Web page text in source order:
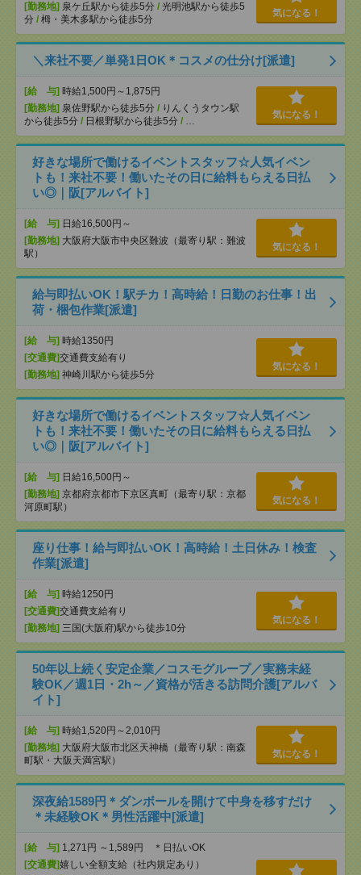
[勤務地] 泉ケ丘駅から徒歩5分 / 光明池駅から徒歩5
分 / 栂・美木多駅から徒歩5分
気になる！
＼来社不要／単発1日OK＊コスメの仕分け[派遣]
[給 与] 時給1,500円～1,875円
[勤務地] 泉佐野駅から徒歩5分 / りんくうタウン駅
から徒歩5分 / 日根野駅から徒歩5分 / …
気になる！
好きな場所で働けるイベントスタッフ☆人気イベン
トも！来社不要！働いたその日に給料もらえる日払
い◎｜阪[アルバイト]
[給 与] 日給16,500円～
[勤務地] 大阪府大阪市中央区難波（最寄り駅：難波
駅）
気になる！
給与即払いOK！駅チカ！高時給！日勤のお仕事！出
荷・梱包作業[派遣]
[給 与] 時給1350円
[交通費]交通費支給有り
[勤務地] 神崎川駅から徒歩5分
気になる！
好きな場所で働けるイベントスタッフ☆人気イベン
トも！来社不要！働いたその日に給料もらえる日払
い◎｜阪[アルバイト]
[給 与] 日給16,500円～
[勤務地] 京都府京都市下京区真町（最寄り駅：京都
河原町駅）
気になる！
座り仕事！給与即払いOK！高時給！土日休み！検査
作業[派遣]
[給 与] 時給1250円
[交通費]交通費支給有り
[勤務地] 三国(大阪府)駅から徒歩10分
気になる！
50年以上続く安定企業／コスモグループ／実務未経
験OK／週1日・2h～／資格が活きる訪問介護[アルバ
イト]
[給 与] 時給1,520円～2,010円
[勤務地] 大阪府大阪市北区天神橋（最寄り駅：南森
町駅・大阪天満宮駅）
気になる！
深夜給1589円＊ダンボールを開けて中身を移すだけ
＊未経験OK＊男性活躍中[派遣]
[給 与] 1,271円 ～1,589円 ＊日払いOK
[交通費]嬉しい全額支給（社内規定あり）